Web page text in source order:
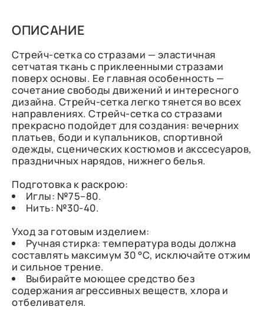
ОПИСАНИЕ
Стрейч-сетка со стразами — эластичная
сетчатая ткань с приклеенными стразами
поверх основы. Ее главная особенность —
сочетание свободы движений и интересного
дизайна. Стрейч-сетка легко тянется во всех
направлениях. Стрейч-сетка со стразами
прекрасно подойдет для создания: вечерних
платьев, боди и купальников, спортивной
одежды, сценических костюмов и акссесуаров,
праздничных нарядов, нижнего белья.
Подготовка к раскрою:
Иглы: №75–80.
Нить: №30-40.
Уход за готовым изделием:
Ручная стирка: температура воды должна
составлять максимум 30 °C, исключайте отжим
и сильное трение.
Выбирайте моющее средство без
содержания агрессивных веществ, хлора и
отбеливателя.